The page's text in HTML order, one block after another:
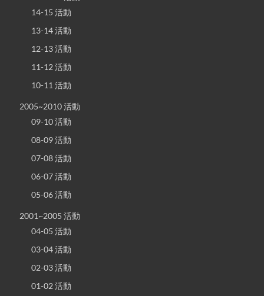
14-15 活動
13-14 活動
12-13 活動
11-12 活動
10-11 活動
2005~2010 活動
09-10 活動
08-09 活動
07-08 活動
06-07 活動
05-06 活動
2001~2005 活動
04-05 活動
03-04 活動
02-03 活動
01-02 活動